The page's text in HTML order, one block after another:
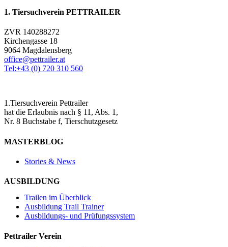
1. Tiersuchverein PETTRAILER
ZVR 140288272
Kirchengasse 18
9064 Magdalensberg
office@pettrailer.at
Tel:+43 (0) 720 310 560
1.Tiersuchverein Pettrailer
hat die Erlaubnis nach § 11, Abs. 1,
Nr. 8 Buchstabe f, Tierschutzgesetz
MASTERBLOG
Stories & News
AUSBILDUNG
Trailen im Überblick
Ausbildung Trail Trainer
Ausbildungs- und Prüfungssystem
Pettrailer Verein